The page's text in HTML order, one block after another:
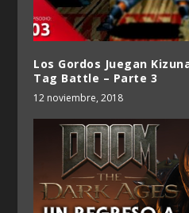
Los Gordos Juegan
Tag Battle – Parte 3
12 noviembre, 2018